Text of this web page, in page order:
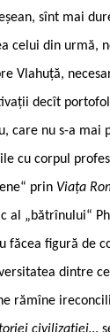
sînt mai
celui din urmă,
Vlahuță,
decît
care nu s-a mai
cu corpul
prin Viața
al „bătrînului“
făcea figură de
dintre
rămîne
civilizației…